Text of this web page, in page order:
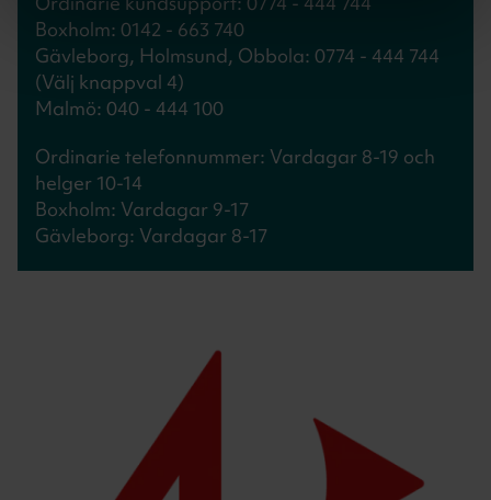
Boxholm: 0142 - 663 740
Gävleborg, Holmsund, Obbola: 0774 - 444 744
(Välj knappval 4)
Malmö: 040 - 444 100
Ordinarie telefonnummer: Vardagar 8-19 och
helger 10-14
Boxholm: Vardagar 9-17
Gävleborg: Vardagar 8-17